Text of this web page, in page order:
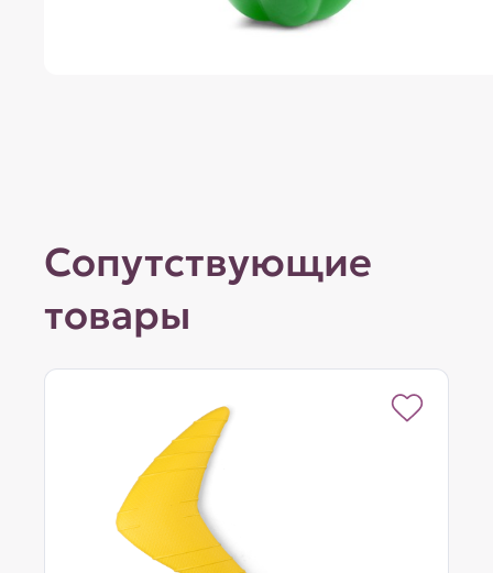
Сопутствующие
товары